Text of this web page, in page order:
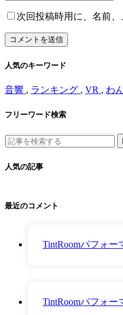
次回投稿時用に、名前
人気のキーワード
音響 , ランキング , VR , わ
フリーワード検索
Search
for:
人気の記事
最近のコメント
TintRoomパフォ
TintRoomパフォ